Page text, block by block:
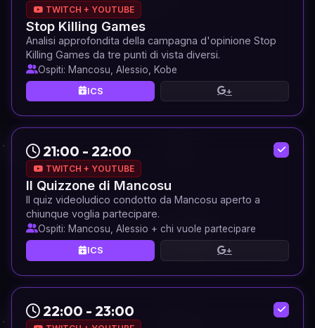
TWITCH + YOUTUBE
Stop Killing Games
Analisi approfondita della campagna d'opinione Stop
Killing Games da tre punti di vista diversi.
Ospiti: Mancosu, Alessio, Kobe
ICS +
21:00 - 22:00
TWITCH + YOUTUBE
Il Quizzone di Mancosu
Il quiz videoludico condotto da Mancosu aperto a
chiunque voglia partecipare.
Ospiti: Mancosu, Alessio + chi vuole partecipare
ICS +
22:00 - 23:00